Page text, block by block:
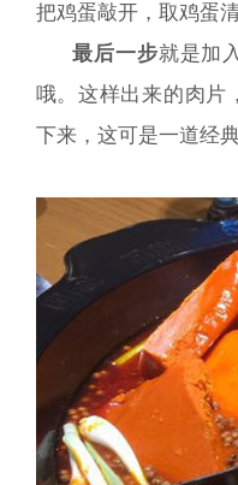
把鸡蛋敲开，取鸡蛋
最后一步就是加
哦。这样出来的肉片
下来，这可是一道经